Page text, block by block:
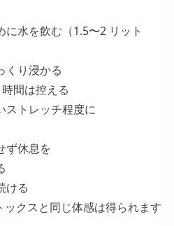
に水を飲む（1.5〜2 リット
くり浸かる
間は控える
ストレッチ程度に
ず休息を
ける
クスと同じ体感は得られます